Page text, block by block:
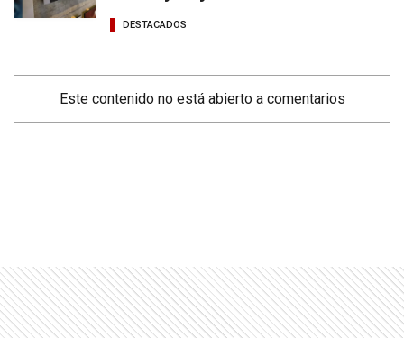
DESTACADOS
Este contenido no está abierto a comentarios